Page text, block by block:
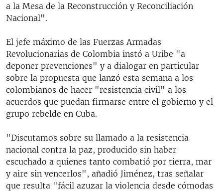
a la Mesa de la Reconstrucción y Reconciliación
Nacional".
El jefe máximo de las Fuerzas Armadas
Revolucionarias de Colombia instó a Uribe "a
deponer prevenciones" y a dialogar en particular
sobre la propuesta que lanzó esta semana a los
colombianos de hacer "resistencia civil" a los
acuerdos que puedan firmarse entre el gobierno y el
grupo rebelde en Cuba.
"Discutamos sobre su llamado a la resistencia
nacional contra la paz, producido sin haber
escuchado a quienes tanto combatió por tierra, mar
y aire sin vencerlos", añadió Jiménez, tras señalar
que resulta "fácil azuzar la violencia desde cómodas